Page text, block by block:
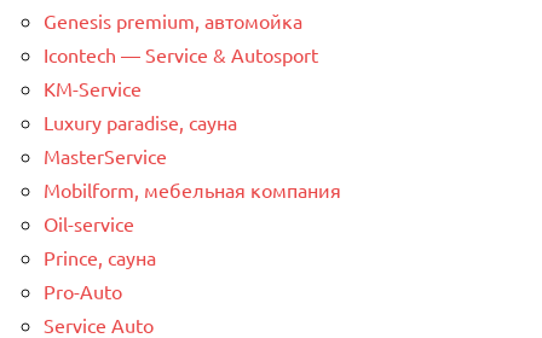
Genesis premium, автомойка
Icontech — Service & Autosport
KM-Service
Luxury paradise, сауна
MasterService
Mobilform, мебельная компания
Oil-service
Prince, сауна
Pro-Auto
Service Auto